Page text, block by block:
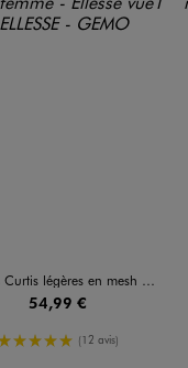
légères en mesh femme - Ellesse
54,99 €
5/5 de moyenne
(12 avis)